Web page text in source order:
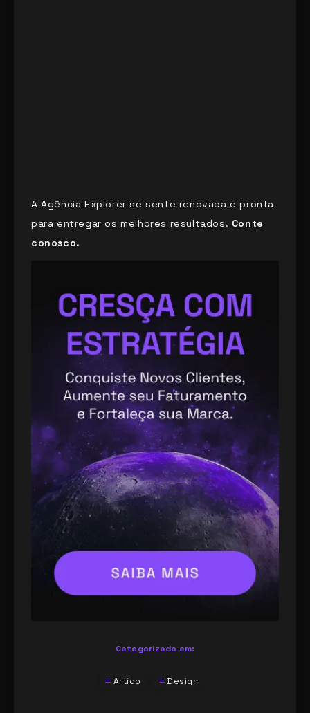
A Agência Explorer se sente renovada e pronta
para entregar os melhores resultados. Conte
conosco.
Categorizado em:
Artigo Design